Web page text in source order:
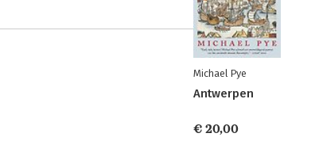
Michael Pye
Antwerpen
€ 20,00